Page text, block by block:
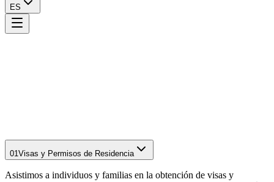
ES
01 Visas y Permisos de Residencia
Asistimos a individuos y familias en la obtención de visas y